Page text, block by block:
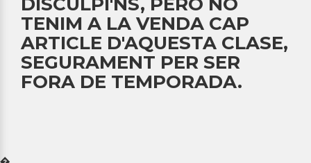
TENIM A LA VENDA CAP
ARTICLE D'AQUESTA CLASE,
SEGURAMENT PER SER
FORA DE TEMPORADA.